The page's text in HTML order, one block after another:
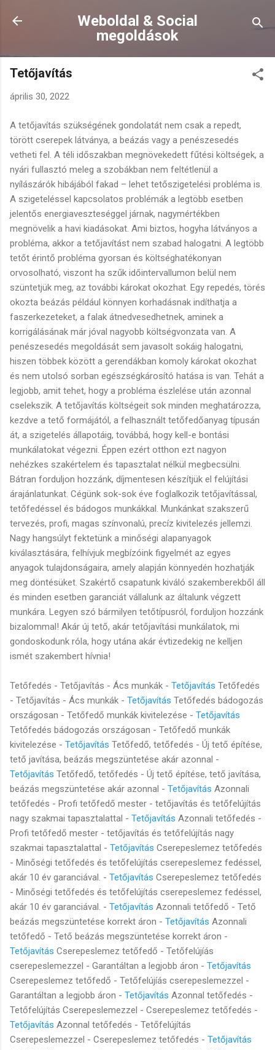
Ugrás a fő tartalomra
Weboldal & Social
megoldások
Tetőjavítás
április 30, 2022
A tetőjavítás szükségének gondolatát nem csak a repedt,
törött cserepek látványa, a beázás vagy a penészesedés
vetheti fel. A téli időszakban megnövekedett fűtési költségek, a
nyári fullasztó meleg a szobákban nem feltétlenül a
nyílászárók hibájából fakad – lehet tetőszigetelési probléma is.
A szigeteléssel kapcsolatos problémák a legtöbb esetben
jelentős energiaveszteséggel járnak, nagymértékben
megnövelik a havi kiadásokat. Ami biztos, hogyha látványos a
probléma, akkor a tetőjavítást nem szabad halogatni. A legtöbb
tetőt érintő probléma gyorsan és költséghatékonyan
orvosolható, viszont ha szűk időintervallumon belül nem
szüntetjük meg, az további károkat okozhat. Egy repedés, törés
okozta beázás például könnyen korhadásnak indíthatja a
faszerkezeteket, a falak átnedvesedhetnek, aminek a
korrigálásának már jóval nagyobb költségvonzata van. A
penészesedés megoldását sem javasolt sokáig halogatni,
hiszen többek között a gerendákban komoly károkat okozhat
és nem utolsó sorban egészségkárosító hatása is van. Tehát a
legjobb, amit tehet, hogy a probléma észlelése után azonnal
cselekszik. A tetőjavítás költségeit sok minden meghatározza,
kezdve a tető formájától, a felhasznált tetőfedőanyag típusán
át, a szigetelés állapotáig, továbbá, hogy kell-e bontási
munkálatokat végezni. Éppen ezért otthon ezt nagyon
nehézkes szakértelem és tapasztalat nélkül megbecsülni.
Bátran forduljon hozzánk, díjmentesen készítjük el felújítási
árajánlatunkat. Cégünk sok-sok éve foglalkozik tetőjavítással,
tetőfedéssel és bádogos munkákkal. Munkánkat szakszerű
tervezés, profi, magas színvonalú, precíz kivitelezés jellemzi.
Nagy hangsúlyt fektetünk a minőségi alapanyagok
kiválasztására, felhívjuk megbízóink figyelmét az egyes
anyagok tulajdonságaira, amely alapján könnyedén hozhatják
meg döntésüket. Szakértő csapatunk kiváló szakemberekből áll
és minden esetben garanciát vállalunk az általunk végzett
munkára. Legyen szó bármilyen tetőtípusról, forduljon hozzánk
bizalommal! Akár új tető, akár tetőjavítási munkálatok, mi
gondoskodunk róla, hogy utána akár évtizedekig ne kelljen
ismét szakembert hívnia!
Tetőfedés - Tetőjavítás - Ács munkák - Tetőjavítás Tetőfedés
- Tetőjavítás - Ács munkák - Tetőjavítás Tetőfedés bádogozás
országosan - Tetőfedő munkák kivitelezése - Tetőjavítás
Tetőfedés bádogozás országosan - Tetőfedő munkák
kivitelezése - Tetőjavítás Tetőfedő, tetőfedés - Új tető építése,
tető javítása, beázás megszüntetése akár azonnal -
Tetőjavítás Tetőfedő, tetőfedés - Új tető építése, tető javítása,
beázás megszüntetése akár azonnal - Tetőjavítás Azonnali
tetőfedés - Profi tetőfedő mester - tetőjavítás és tetőfelújítás
nagy szakmai tapasztalattal - Tetőjavítás Azonnali tetőfedés -
Profi tetőfedő mester - tetőjavítás és tetőfelújítás nagy
szakmai tapasztalattal - Tetőjavítás Cserepeslemez tetőfedés
- Minőségi tetőfedés és tetőfelújítás cserepeslemez fedéssel,
akár 10 év garanciával. - Tetőjavítás Cserepeslemez tetőfedés
- Minőségi tetőfedés és tetőfelújítás cserepeslemez fedéssel,
akár 10 év garanciával. - Tetőjavítás Azonnali tetőfedő - Tető
beázás megszüntetése korrekt áron - Tetőjavítás Azonnali
tetőfedő - Tető beázás megszüntetése korrekt áron -
Tetőjavítás Cserepeslemez tetőfedő - Tetőfelújíás
cserepeslemezzel - Garantáltan a legjobb áron - Tetőjavítás
Cserepeslemez tetőfedő - Tetőfelújíás cserepeslemezzel -
Garantáltan a legjobb áron - Tetőjavítás Azonnal tetőfedés -
Tetőfelújítás Cserepeslemezzel - Cserepeslemez tetőfedés -
Tetőjavítás Azonnal tetőfedés - Tetőfelújítás
Cserepeslemezzel - Cserepeslemez tetőfedés - Tetőjavítás